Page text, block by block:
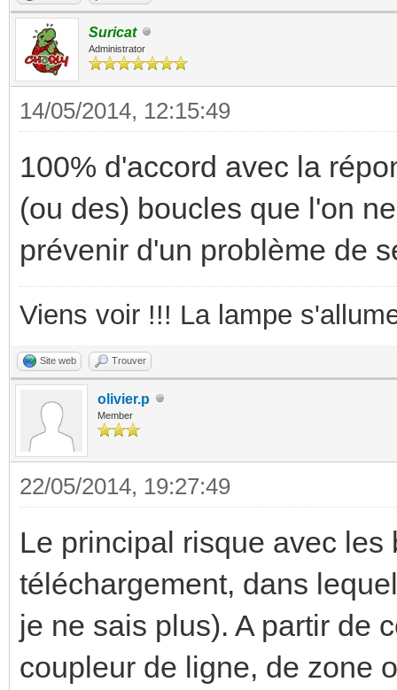
Suricat
Administrator
14/05/2014, 12:15:49
100% d'accord avec la
(ou des) boucles que l'on
prévenir d'un problème de
Viens voir !!! La lampe
Site web Trouver
olivier.p
Member
22/05/2014, 19:27:49
Le principal risque avec les
téléchargement, dans
je ne sais plus). A partir de
coupleur de ligne, de zone